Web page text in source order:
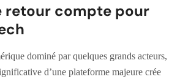
retour compte pour
dominé par quelques grands acteurs,
d’une plateforme majeure crée